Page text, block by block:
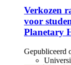
Verkozen
voor
Planetary
Gepubliceerd